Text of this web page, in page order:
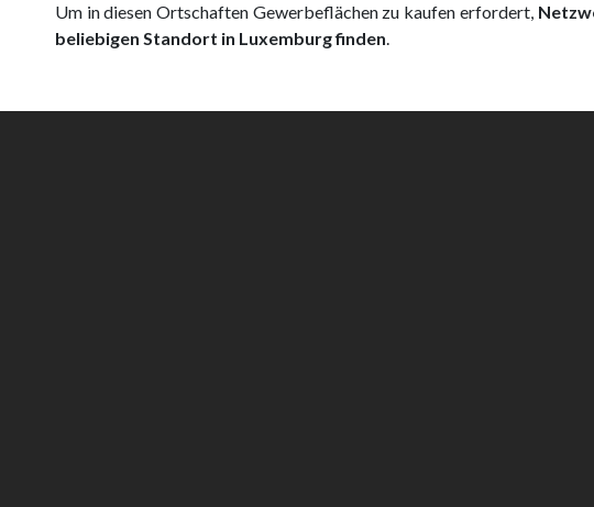
Um in diesen Ortschaften Gewerbeflächen zu kaufen erfordert,
beliebigen Standort in Luxemburg finden.